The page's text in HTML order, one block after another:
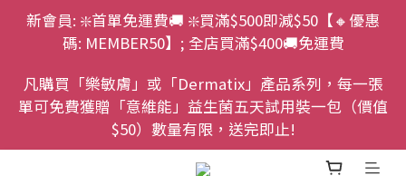
新會員: ❇️首單免運費🚚 ❇️買滿$500即減$50【🔸優惠
碼: MEMBER50】; 全店買滿$400🚚免運費
凡購買「樂敏膚」或「Dermatix」產品系列，每一張
單可免費獲贈「意維能」益生菌五天試用裝一包（價值
$50）數量有限，送完即止!